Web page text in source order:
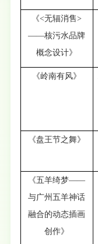
《<无辐消售>
——核污水品牌
概念设计》
《岭南有风》
《盘王节之舞》
《五羊绮梦——
与广州五羊神话
融合的动态插画
创作》